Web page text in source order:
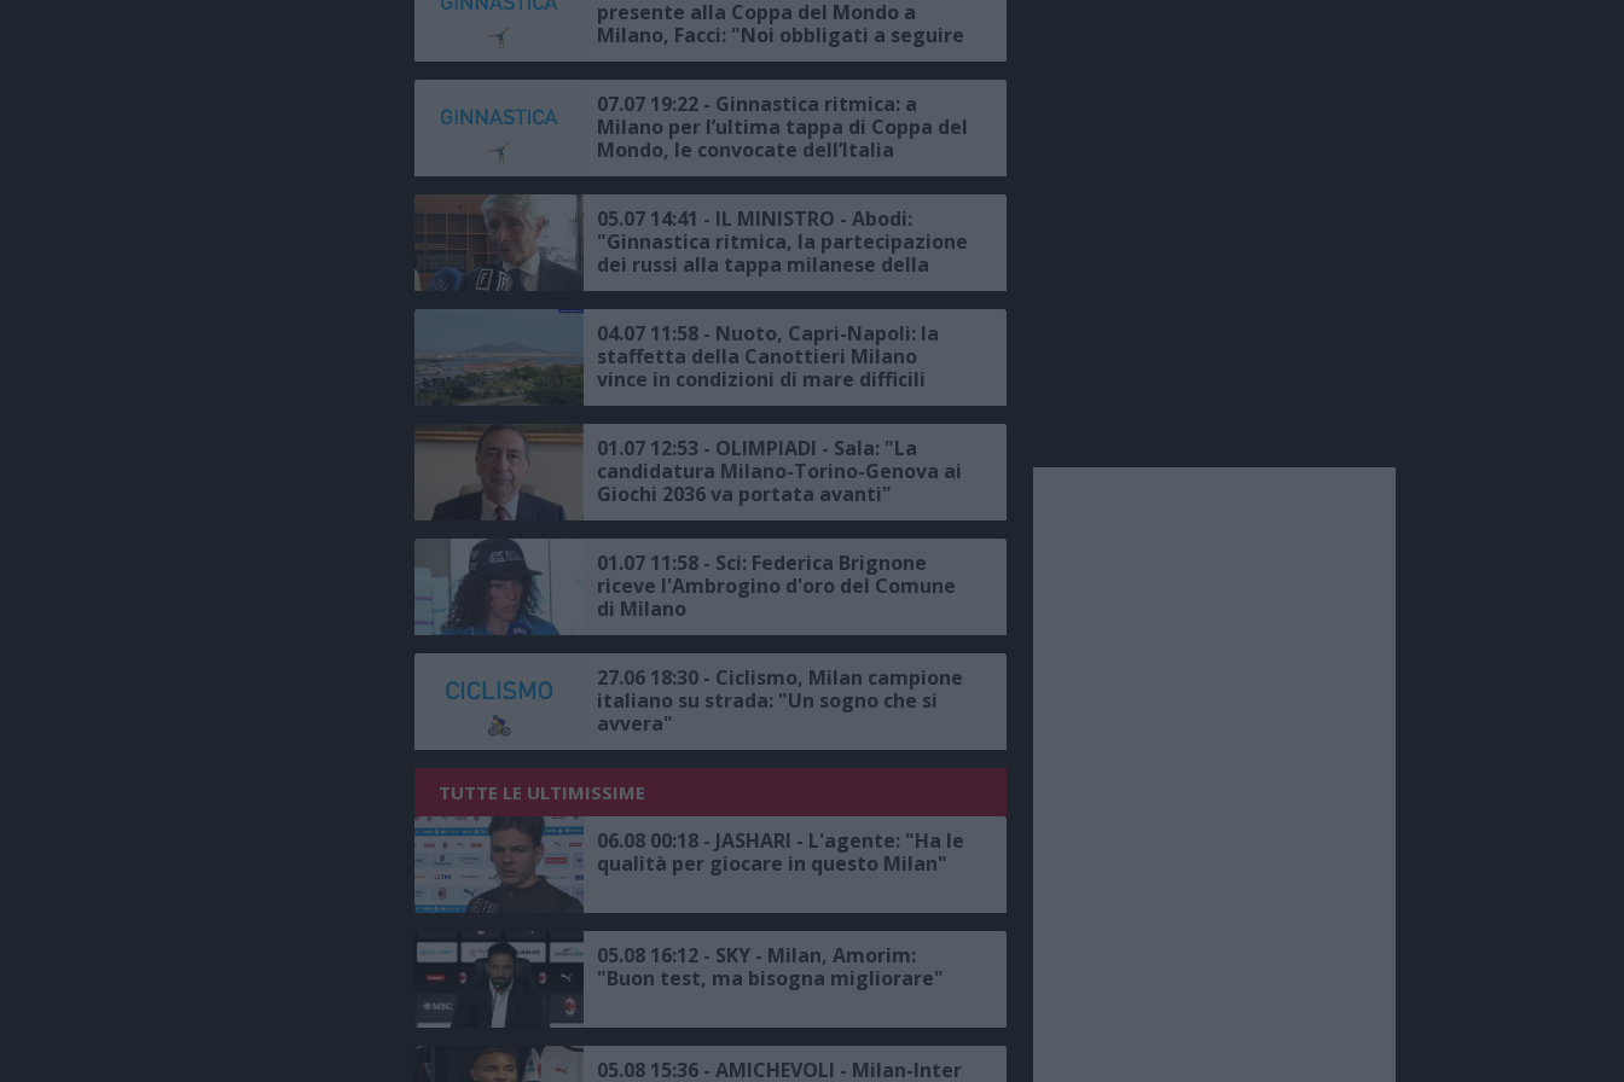
presente alla Coppa del Mondo a
Milano, Facci: "Noi obbligati a seguire
le regole"
07.07 19:22 - Ginnastica ritmica: a
Milano per l’ultima tappa di Coppa del
Mondo, le convocate dell’Italia
05.07 14:41 - IL MINISTRO - Abodi:
"Ginnastica ritmica, la partecipazione
dei russi alla tappa milanese della
Coppa del Mondo sia neutrale"
04.07 11:58 - Nuoto, Capri-Napoli: la
staffetta della Canottieri Milano
vince in condizioni di mare difficili
01.07 12:53 - OLIMPIADI - Sala: "La
candidatura Milano-Torino-Genova ai
Giochi 2036 va portata avanti"
01.07 11:58 - Sci: Federica Brignone
riceve l'Ambrogino d'oro del Comune
di Milano
27.06 18:30 - Ciclismo, Milan campione
italiano su strada: "Un sogno che si
avvera"
TUTTE LE ULTIMISSIME
06.08 00:18 - JASHARI - L'agente: "Ha le
qualità per giocare in questo Milan"
05.08 16:12 - SKY - Milan, Amorim:
"Buon test, ma bisogna migliorare"
05.08 15:36 - AMICHEVOLI - Milan-Inter